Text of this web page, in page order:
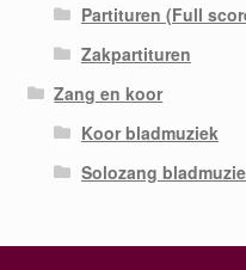
Partituren (Full
Zakpartituren
Zang en koor
Koor bladmuziek
Solozang